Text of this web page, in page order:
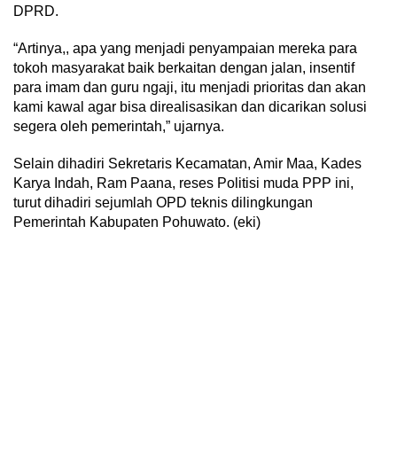
DPRD.
“Artinya,, apa yang menjadi penyampaian mereka para
tokoh masyarakat baik berkaitan dengan jalan, insentif
para imam dan guru ngaji, itu menjadi prioritas dan akan
kami kawal agar bisa direalisasikan dan dicarikan solusi
segera oleh pemerintah,” ujarnya.
Selain dihadiri Sekretaris Kecamatan, Amir Maa, Kades
Karya Indah, Ram Paana, reses Politisi muda PPP ini,
turut dihadiri sejumlah OPD teknis dilingkungan
Pemerintah Kabupaten Pohuwato. (eki)